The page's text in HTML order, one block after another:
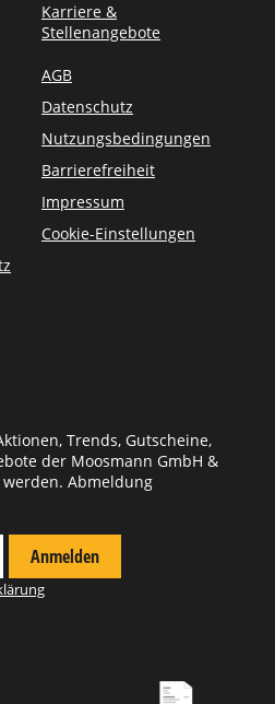
Karriere &
Stellenangebote
AGB
Datenschutz
Nutzungsbedingungen
Barrierefreiheit
Impressum
Cookie-Einstellungen
Trends, Gutscheine,
der Moosmann GmbH &
Abmeldung
Anmelden